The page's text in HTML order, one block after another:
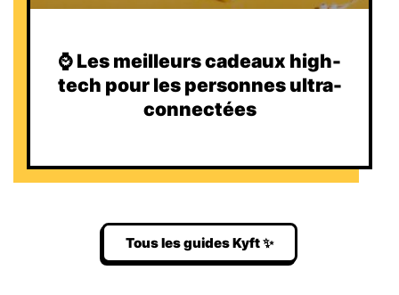
⌚️ Les meilleurs cadeaux high-
tech pour les personnes ultra-
connectées
Tous les guides Kyft ✨